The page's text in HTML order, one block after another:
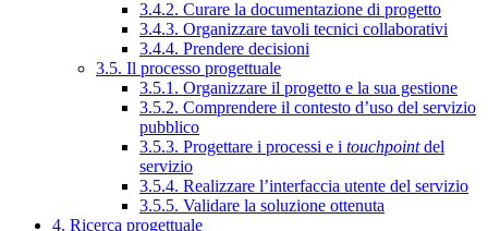
3.4.2. Curare la documentazione di progetto
3.4.3. Organizzare tavoli tecnici collaborativi
3.4.4. Prendere decisioni
3.5. Il processo progettuale
3.5.1. Organizzare il progetto e la sua gestione
3.5.2. Comprendere il contesto d’uso del servizio
pubblico
3.5.3. Progettare i processi e i touchpointdel
servizio
3.5.4. Realizzare l’interfaccia utente del servizio
3.5.5. Validare la soluzione ottenuta
4. Ricerca progettuale